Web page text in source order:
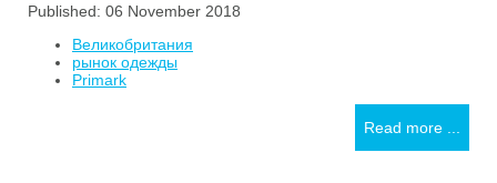
Published: 06 November 2018
Великобритания
рынок одежды
Primark
Read more ...